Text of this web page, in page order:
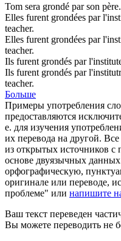
Tom sera grondé par son père.
Elles furent grondées par
teacher.
Elles furent grondées par
teacher.
Ils furent grondés par
Ils furent grondés par
teacher.
Больше
Примеры употребления
предоставляются
е. для изучения
их перевода на другой.
из открытых источников
основе двуязычных
орфографическую,
оригинале или переводе,
проблеме" или напишите
Ваш текст переведен
Вы можете переводить не